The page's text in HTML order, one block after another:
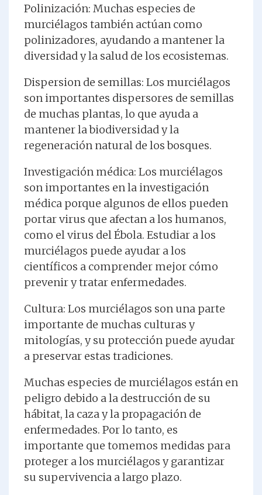
Polinización: Muchas especies de
murciélagos también actúan como
polinizadores, ayudando a mantener la
diversidad y la salud de los ecosistemas.
Dispersion de semillas: Los murciélagos
son importantes dispersores de semillas
de muchas plantas, lo que ayuda a
mantener la biodiversidad y la
regeneración natural de los bosques.
Investigación médica: Los murciélagos
son importantes en la investigación
médica porque algunos de ellos pueden
portar virus que afectan a los humanos,
como el virus del Ébola. Estudiar a los
murciélagos puede ayudar a los
científicos a comprender mejor cómo
prevenir y tratar enfermedades.
Cultura: Los murciélagos son una parte
importante de muchas culturas y
mitologías, y su protección puede ayudar
a preservar estas tradiciones.
Muchas especies de murciélagos están en
peligro debido a la destrucción de su
hábitat, la caza y la propagación de
enfermedades. Por lo tanto, es
importante que tomemos medidas para
proteger a los murciélagos y garantizar
su supervivencia a largo plazo.